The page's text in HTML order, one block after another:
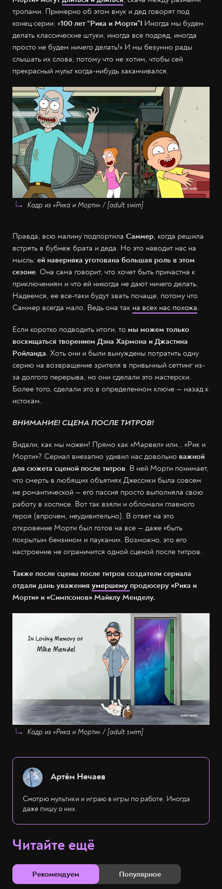
Кадр из «Рика и Морти» / [adult swim]
При таком классическом уклоне мы убеждаемся:«Рик и
Морти» могут длиться и длиться
, скача между разными
тропами. Примерно об этом внук и дед говорят под
конец серии: «100 лет “Рика и Морти”!Иногда мы будем
делать классические штуки, иногда все подряд, иногда
просто не будем ничего делать!» И мы безумно рады
слышать их слова, потому что не хотим, чтобы сей
прекрасный мульт когда-нибудь заканчивался.
Кадр из «Рика и Морти» / [adult swim]
Правда, всю малину подпортилаСаммер , когда решила
встрять в бубнеж брата и деда. Но это наводит нас на
мысль:ей наверняка уготована большая роль в этом
сезоне. Она сама говорит, что хочет быть причастна к
приключениям и что ей никогда не дают ничего делать.
Надеемся, ее все-таки будут звать почаще, потому что
восхищаться творением Дэна Хармона и Джастина
Ройланда. Хоть они и были вынуждены потратить одну
серию на возвращение зрителя в привычный сеттинг из-
за долгого перерыва, но они сделали это мастерски.
Более того, сделали это в определенном ключе — назад к
истокам.
ВНИМАНИЕ! СЦЕНА ПОСЛЕ ТИТРОВ!
Видали, как мы можем! Прямо как «Марвел» или… «Рик и
для сюжета сценой после титров . В ней Морти понимает,
что смерть в любящих объятиях Джессики была совсем
не романтической — его пассия просто выполняла свою
героя (впрочем, неудивительно). В ответ на это
откровение Морти был готов на все — даже «быть
покрытым бензином и пауками». Возможно, это его
настроение не ограничится одной сценой после титров.
Также после сцены после титров создатели сериала
умершему
продюсеру «Рика и
Морти» и «Симпсонов» Майклу Менделу.
Артём Нечаев